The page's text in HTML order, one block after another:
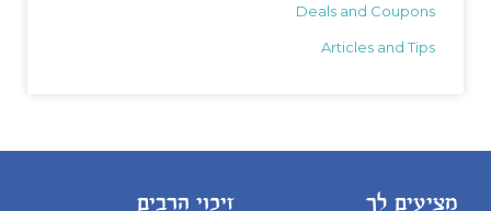
Deals and Coupons
Articles and Tips
מציעים לך זיכוי הרבים